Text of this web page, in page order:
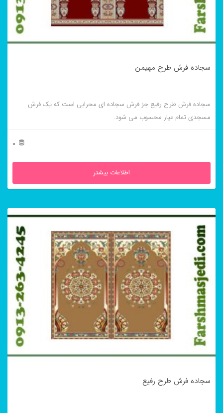
سجاده فرش طرح مهیمن
سجاده فرش طرح رفیع جز فرش سجاده ای محرابی است که یک فرش
مسجدی تمام عیار محسوب می شود.
0
اطلاعات بیشتر
سجاده فرش طرح رفیع